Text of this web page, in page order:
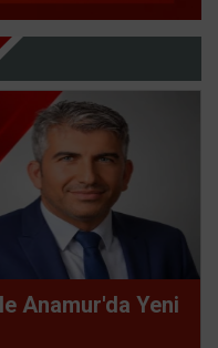
Anamur'da Yeni